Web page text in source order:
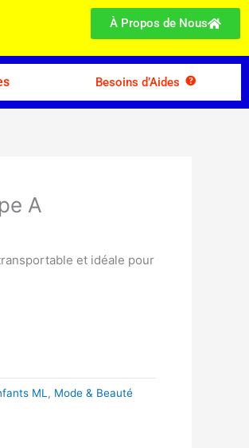
À Propos de Nous
Besoins d’Aides
A
et idéale pour
ML, Mode & Beauté